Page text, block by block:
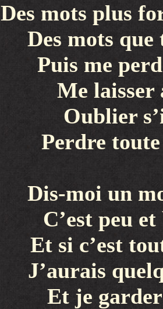
Des mots plus
Des mots
Puis me
Me laisser
Oublier
Perdre
Dis-moi un
C’est peu
Et si c’est
J’aurais
Et je